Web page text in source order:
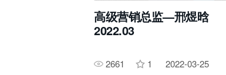
高级营销总监—邢煜晗
2022.03
2661 1 2022-03-25